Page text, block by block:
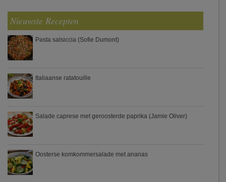
Nieuwste Recepten
Pasta salsiccia (Sofie Dumont)
Italiaanse ratatouille
Salade caprese met geroosterde paprika (Jamie Oliver)
Oosterse komkommersalade met ananas